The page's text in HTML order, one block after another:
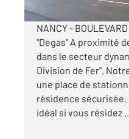
NANCY -
"Degas" A proximité
dans le secteur
Division de Fer".
une place de
résidence
idéal si vous résidez ...